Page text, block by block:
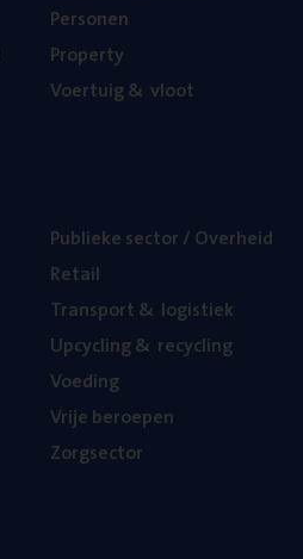
Per­so­nen
Pro­per­ty
Voer­tuig& vloot
Publie­ke sec­tor / Overheid
Retail
Trans­port& logistiek
Upcy­cling& recycling
Voe­ding
Vrije beroe­pen
Zorg­sec­tor